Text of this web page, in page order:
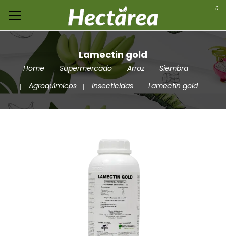
0
Lamectin gold
Home Supermercado Arroz
Siembra
Agroquímicos
Insecticidas Lamectin gold